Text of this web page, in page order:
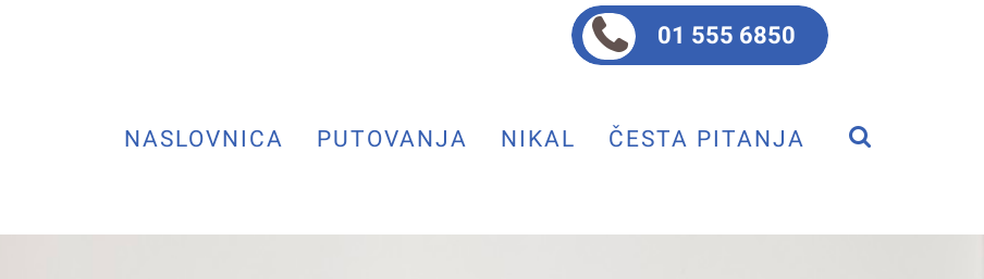
01 555 6850
NASLOVNICA PUTOVANJA NIKAL ČESTA PITANJA